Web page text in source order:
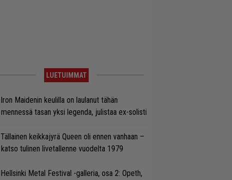
LUETUIMMAT
Iron Maidenin keulilla on laulanut tähän
mennessä tasan yksi legenda, julistaa ex-solisti
Tällainen keikkajyrä Queen oli ennen vanhaan –
katso tulinen livetallenne vuodelta 1979
Hellsinki Metal Festival -galleria, osa 2: Opeth,